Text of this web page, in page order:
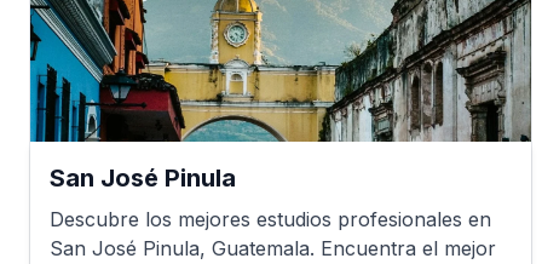
San José Pinula
Descubre los mejores estudios profesionales en
San José Pinula, Guatemala. Encuentra el mejor